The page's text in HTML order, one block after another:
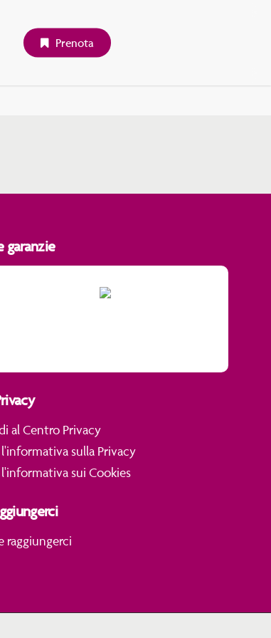
Prenota
garanzie
al Centro Privacy
l'informativa sulla Privacy
l'informativa sui Cookies
raggiungerci